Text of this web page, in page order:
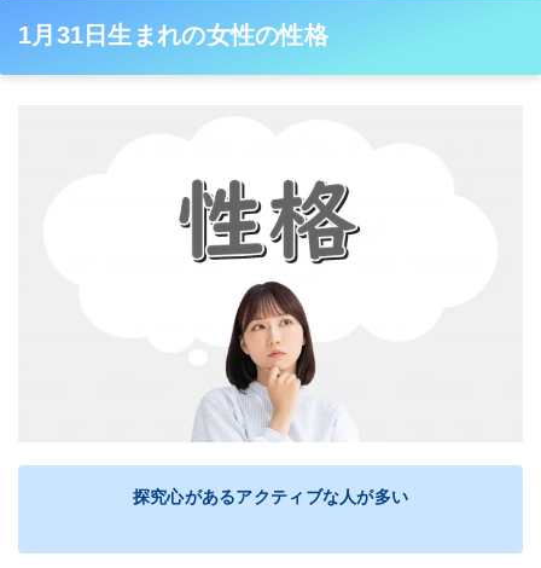
1月31日生まれの女性の性格
探究心があるアクティブな人が多い